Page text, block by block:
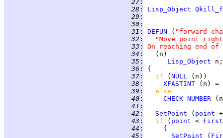
  27
:
  28
: Lisp_Object
  29
:
  30
:
  31
: DEFUN ( "forward-
  32
:
"Move point
  33
:
On reaching end
  34
:
  35
:
Lisp_Object
  36
:
{
  37
: if ( NULL
  38
: XFASTINT (n) =
  39
:
else
  40
: CHECK_NUMBER
  41
:
  42
: SetPoint ( point
  43
: if ( point <
  44
:
{
  45
: SetPoint (